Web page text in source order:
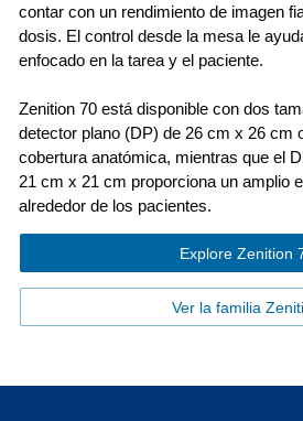
contar con un rendimiento de imagen
dosis. El control desde la mesa le
enfocado en la tarea y el paciente.
Zenition 70 está disponible con dos
detector plano (DP) de 26 cm x 26 cm
cobertura anatómica, mientras que el
21 cm x 21 cm proporciona un amplio
alrededor de los pacientes.
Explore Zenition
Ver la familia